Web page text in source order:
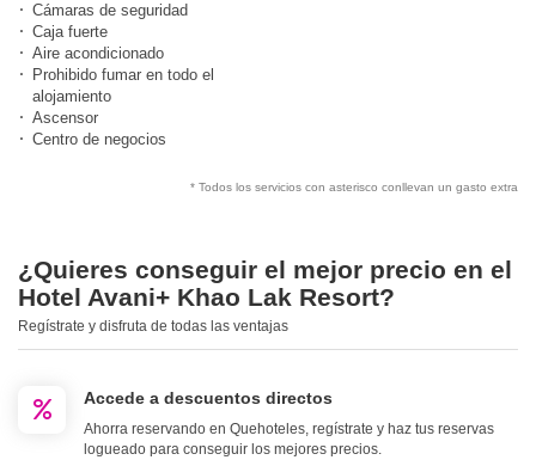
Cámaras de seguridad
Caja fuerte
Aire acondicionado
Prohibido fumar en todo el
alojamiento
Ascensor
Centro de negocios
* Todos los servicios con asterisco conllevan un gasto extra
¿Quieres conseguir el mejor precio en el
Hotel Avani+ Khao Lak Resort?
Regístrate y disfruta de todas las ventajas
Accede a descuentos directos
Ahorra reservando en Quehoteles, regístrate y haz tus reservas
logueado para conseguir los mejores precios.